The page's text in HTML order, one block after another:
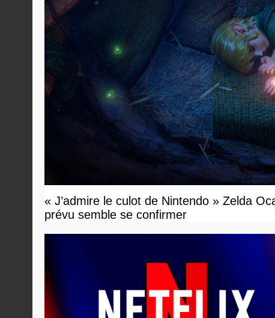
« J’admire le culot de Nintendo » Zelda
prévu semble se confirmer